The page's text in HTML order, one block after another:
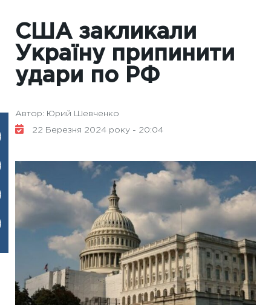
США закликали
Україну припинити
удари по РФ
Автор: Юрий Шевченко
22 Березня 2024 року - 20:04